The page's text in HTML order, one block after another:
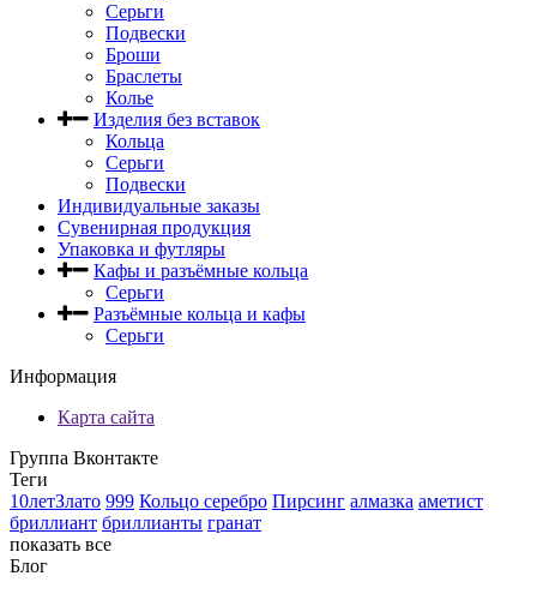
Серьги
Подвески
Броши
Браслеты
Колье
Изделия без вставок
Кольца
Серьги
Подвески
Индивидуальные заказы
Сувенирная продукция
Упаковка и футляры
Кафы и разъёмные кольца
Серьги
Разъёмные кольца и кафы
Серьги
Информация
Карта сайта
Группа Вконтакте
Теги
10летЗлато 999 Кольцо серебро Пирсинг алмазка аметист
бриллиант бриллианты гранат
показать все
Блог